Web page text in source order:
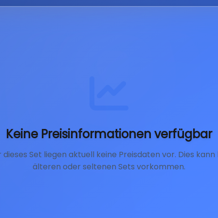
Keine Preisinformationen verfügbar
dieses Set liegen aktuell keine Preisdaten vor. Dies kann
älteren oder seltenen Sets vorkommen.